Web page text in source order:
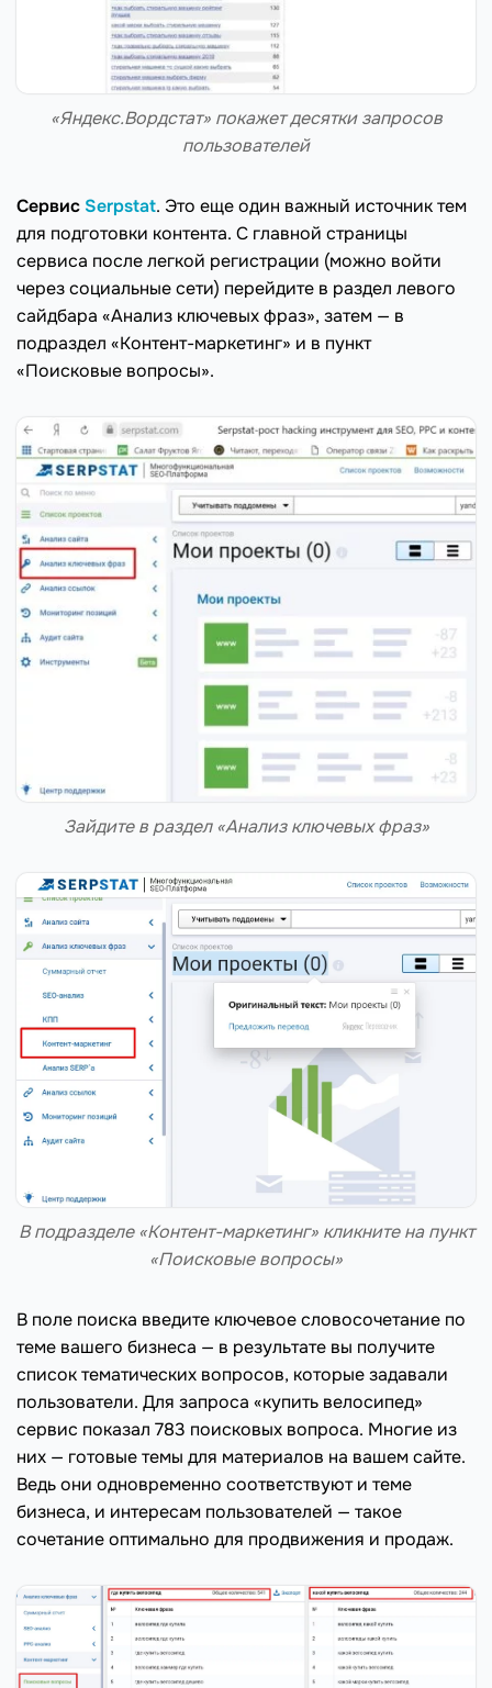
«Яндекс.Вордстат» покажет десятки запросов
пользователей
Сервис Serpstat. Это еще один важный источник тем
для подготовки контента. С главной страницы
сервиса после легкой регистрации (можно войти
через социальные сети) перейдите в раздел левого
сайдбара «Анализ ключевых фраз», затем — в
подраздел «Контент-маркетинг» и в пункт
«Поисковые вопросы».
Зайдите в раздел «Анализ ключевых фраз»
В подразделе «Контент-маркетинг» кликните на пункт
«Поисковые вопросы»
В поле поиска введите ключевое словосочетание по
теме вашего бизнеса — в результате вы получите
список тематических вопросов, которые задавали
пользователи. Для запроса «купить велосипед»
сервис показал 783 поисковых вопроса. Многие из
них — готовые темы для материалов на вашем сайте.
Ведь они одновременно соответствуют и теме
бизнеса, и интересам пользователей — такое
сочетание оптимально для продвижения и продаж.